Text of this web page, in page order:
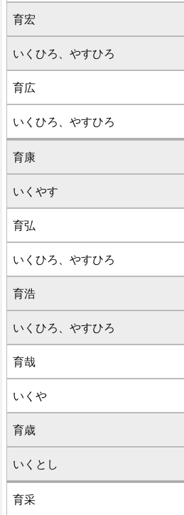
育宏
いくひろ、やすひろ
育広
いくひろ、やすひろ
育康
いくやす
育弘
いくひろ、やすひろ
育浩
いくひろ、やすひろ
育哉
いくや
育歳
いくとし
育采